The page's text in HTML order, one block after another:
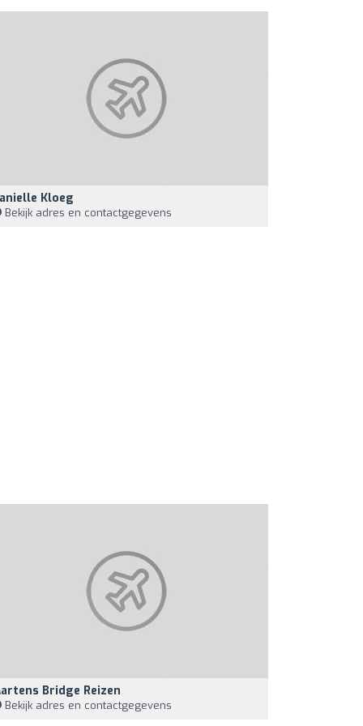
Kloeg
Bekijk adres en contactgegevens
Bridge Reizen
Bekijk adres en contactgegevens